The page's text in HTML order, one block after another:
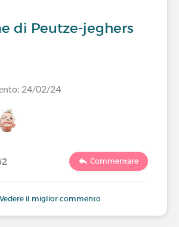
di Peutze-jeghers
24/02/24
Commentare
Vedere il miglior commento